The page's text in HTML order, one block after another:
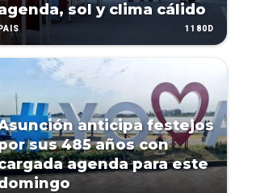
sol y clima cálido
PAÍS 1180D
anticipa festejos
sus 485 años con
agenda para este